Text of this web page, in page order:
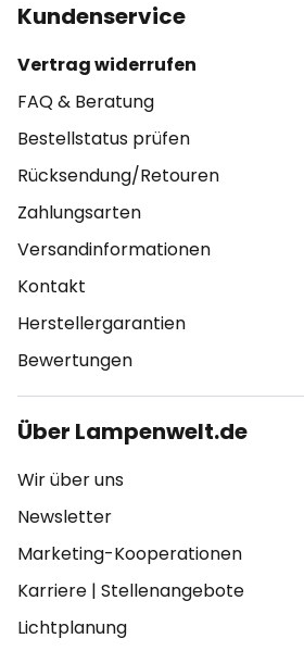
Kundenservice
Vertrag widerrufen
FAQ & Beratung
Bestellstatus prüfen
Rücksendung/Retouren
Zahlungsarten
Versandinformationen
Kontakt
Herstellergarantien
Bewertungen
Über Lampenwelt.de
Wir über uns
Newsletter
Marketing-Kooperationen
Karriere | Stellenangebote
Lichtplanung